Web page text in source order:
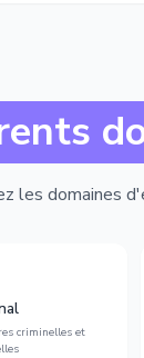
les domaines
criminelles et
pénale, de
vue jusqu'au
correctionnelle